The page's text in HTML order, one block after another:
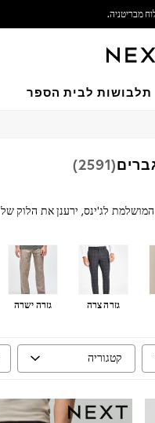
מבריטניה.
תלבושות לבית הספר
(2591)
לג'ינס, ירענן את הלוק
רשמיים.
סט מכנסיים וז'קט
גזרה צרה גזרה ישרה
קטגוריה